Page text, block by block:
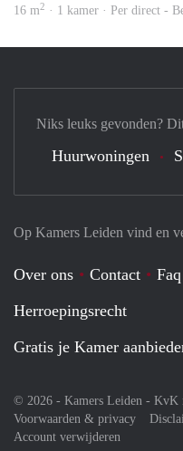
16 m2 · 1 kamer · Per direct -
Op Kamers Leiden vind en
Over ons Contact Faq
Herroepingsrecht
Gratis je Kamer
© 2026 - Kamers Leiden - KvK
Voorwaarden & privacy
Account verwijderen
Niks leuks gevonden?
Huurwoningen